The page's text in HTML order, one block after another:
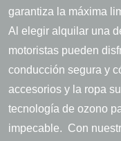
garantiza la máxima
Al elegir alquilar una
motoristas pueden
conducción segura y
accesorios y la ropa
tecnología de ozono
impecable. Con